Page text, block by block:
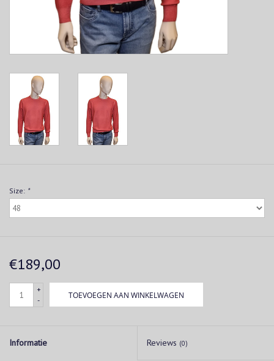
Size: *
€189,00
+
-
TOEVOEGEN AAN WINKELWAGEN
Informatie Reviews (0)